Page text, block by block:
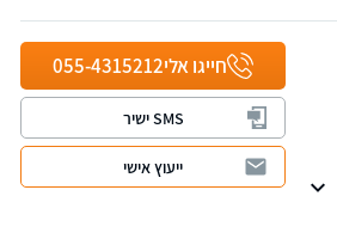
חייגו אלי055-4315212
SMS ישיר
ייעוץ אישי